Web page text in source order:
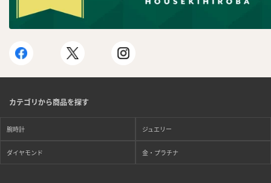
カテゴリから商品を探す
腕時計 ジュエリー
ダイヤモンド 金・プラチナ